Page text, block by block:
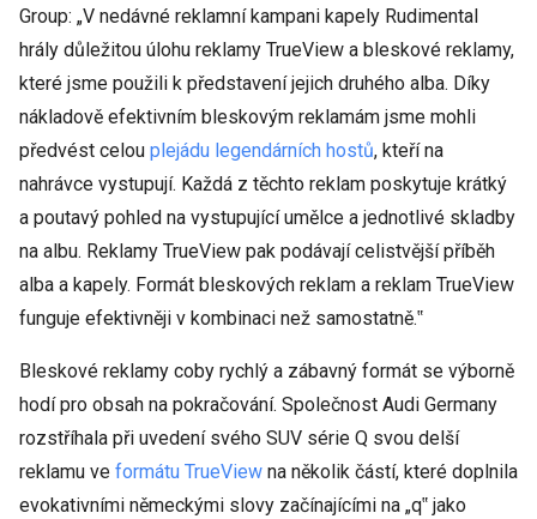
Group: „V nedávné reklamní kampani kapely Rudimental
hrály důležitou úlohu reklamy TrueView a bleskové reklamy,
které jsme použili k představení jejich druhého alba. Díky
nákladově efektivním bleskovým reklamám jsme mohli
předvést celou plejádu legendárních hostů, kteří na
nahrávce vystupují. Každá z těchto reklam poskytuje krátký
a poutavý pohled na vystupující umělce a jednotlivé skladby
na albu. Reklamy TrueView pak podávají celistvější příběh
alba a kapely. Formát bleskových reklam a reklam TrueView
funguje efektivněji v kombinaci než samostatně.‟
Bleskové reklamy coby rychlý a zábavný formát se výborně
hodí pro obsah na pokračování. Společnost Audi Germany
rozstříhala při uvedení svého SUV série Q svou delší
reklamu ve formátu TrueView na několik částí, které doplnila
evokativními německými slovy začínajícími na „q‟ jako